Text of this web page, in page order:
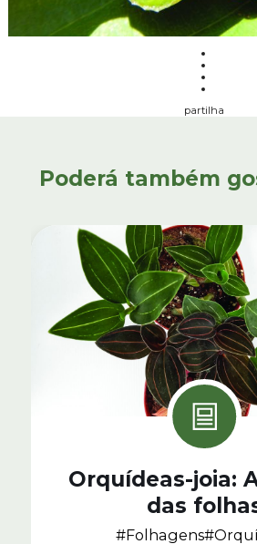
partilha
Poderá também
Orquídeas-joia:
das
#Folhagens